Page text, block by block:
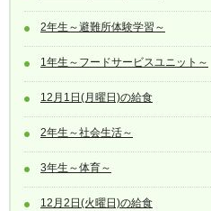
2年生～避難所体験学習～
1年生～フードサービスユニット～
12月1日(月曜日)の給食
2年生～社会生活～
3年生～体育～
12月2日(火曜日)の給食